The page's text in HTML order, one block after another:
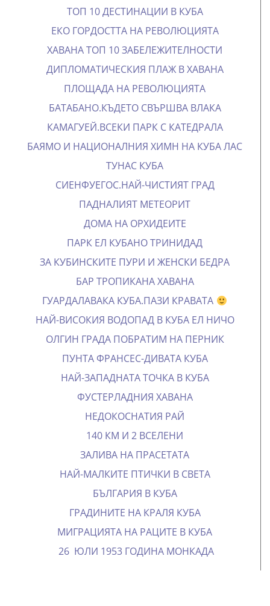
ТОП 10 ДЕСТИНАЦИИ В КУБА
ЕКО ГОРДОСТТА НА РЕВОЛЮЦИЯТА
ХАВАНА ТОП 10 ЗАБЕЛЕЖИТЕЛНОСТИ
ДИПЛОМАТИЧЕСКИЯ ПЛАЖ В ХАВАНА
ПЛОЩАДА НА РЕВОЛЮЦИЯТА
БАТАБАНО.КЪДЕТО СВЪРШВА ВЛАКА
КАМАГУЕЙ.ВСЕКИ ПАРК С КАТЕДРАЛА
БАЯМО И НАЦИОНАЛНИЯ ХИМН НА КУБАЛАС
ТУНАС КУБА
СИЕНФУЕГОС.НАЙ-ЧИСТИЯТ ГРАД
ПАДНАЛИЯТ МЕТЕОРИТ
ДОМА НА ОРХИДЕИТЕ
ПАРК ЕЛ КУБАНО ТРИНИДАД
ЗА КУБИНСКИТЕ ПУРИ И ЖЕНСКИ БЕДРА
БАР ТРОПИКАНА ХАВАНА
ГУАРДАЛАВАКА КУБА.ПАЗИ КРАВАТА
НАЙ-ВИСОКИЯ ВОДОПАД В КУБА ЕЛ НИЧО
ОЛГИН ГРАДА ПОБРАТИМ НА ПЕРНИК
ПУНТА ФРАНСЕС-ДИВАТА КУБА
НАЙ-ЗАПАДНАТА ТОЧКА В КУБА
ФУСТЕРЛАДНИЯ ХАВАНА
НЕДОКОСНАТИЯ РАЙ
140 КМ И 2 ВСЕЛЕНИ
ЗАЛИВА НА ПРАСЕТАТА
НАЙ-МАЛКИТЕ ПТИЧКИ В СВЕТА
БЪЛГАРИЯ В КУБА
ГРАДИНИТЕ НА КРАЛЯ КУБА
МИГРАЦИЯТА НА РАЦИТЕ В КУБА
26 ЮЛИ 1953 ГОДИНА МОНКАДА